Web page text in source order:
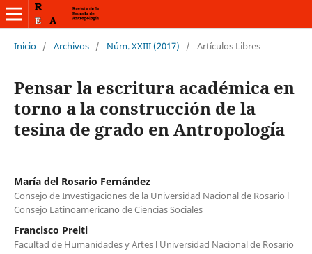
Inicio / Archivos / Núm. XXIII (2017) / Artículos Libres
Pensar la escritura académica en
torno a la construcción de la
tesina de grado en Antropología
María del Rosario Fernández
Consejo de Investigaciones de la Universidad Nacional de Rosario l
Consejo Latinoamericano de Ciencias Sociales
Francisco Preiti
Facultad de Humanidades y Artes l Universidad Nacional de Rosario